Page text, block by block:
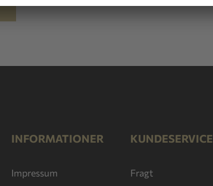
INFORMATIONER
Impressum
KUNDESERVICE
Fragt